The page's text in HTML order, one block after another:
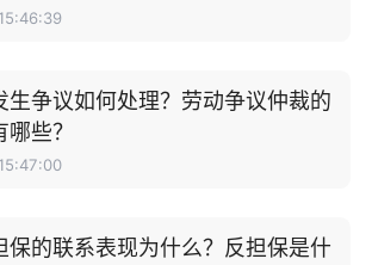
生争议如何处理？劳动争议仲裁的
些？
保的联系表现为什么？反担保是什